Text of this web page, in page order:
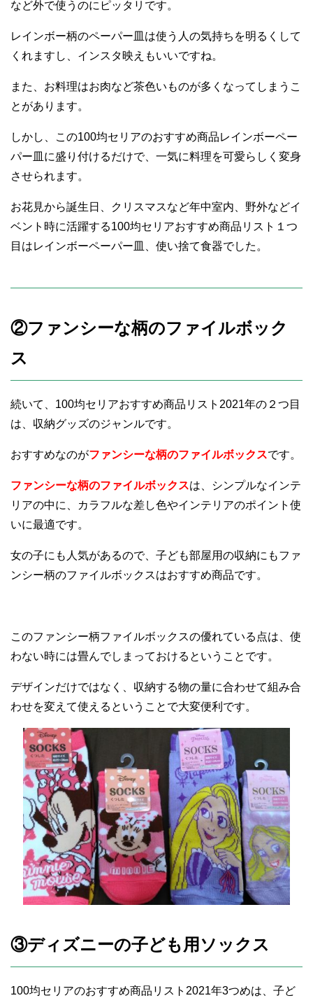
など外で使うのにピッタリです。
レインボー柄のペーパー皿は使う人の気持ちを明るくして
くれますし、インスタ映えもいいですね。
また、お料理はお肉など茶色いものが多くなってしまうこ
とがあります。
しかし、この100均セリアのおすすめ商品レインボーペー
パー皿に盛り付けるだけで、一気に料理を可愛らしく変身
させられます。
お花見から誕生日、クリスマスなど年中室内、野外などイ
ベント時に活躍する100均セリアおすすめ商品リスト１つ
目はレインボーペーパー皿、使い捨て食器でした。
②ファンシーな柄のファイルボック
ス
続いて、100均セリアおすすめ商品リスト2021年の２つ目
は、収納グッズのジャンルです。
おすすめなのがファンシーな柄のファイルボックスです。
ファンシーな柄のファイルボックスは、
シンプルなインテ
リアの中に、カラフルな差し色やインテリアのポイント使
いに最適です。
女の子にも人気があるので、子ども部屋用の収納にもファ
ンシー柄のファイルボックスはおすすめ商品です。
このファンシー柄ファイルボックスの優れている点は、使
わない時には畳んでしまっておけるということです。
デザインだけではなく、収納する物の量に合わせて組み合
わせを変えて使えるということで大変便利です。
③ディズニーの子ども用ソックス
100均セリアのおすすめ商品リスト2021年3つめは、子ど